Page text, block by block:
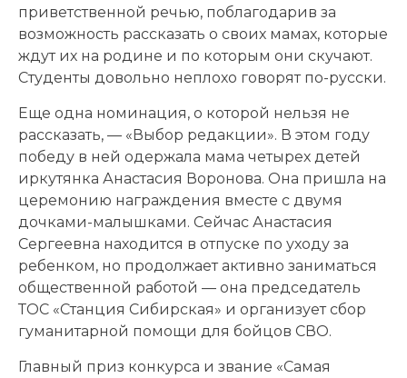
приветственной речью, поблагодарив за
возможность рассказать о своих мамах, которые
ждут их на родине и по которым они скучают.
Студенты довольно неплохо говорят по-русски.
Еще одна номинация, о которой нельзя не
рассказать, — «Выбор редакции». В этом году
победу в ней одержала мама четырех детей
иркутянка Анастасия Воронова. Она пришла на
церемонию награждения вместе с двумя
дочками-малышками. Сейчас Анастасия
Сергеевна находится в отпуске по уходу за
ребенком, но продолжает активно заниматься
общественной работой — она председатель
ТОС «Станция Сибирская» и организует сбор
гуманитарной помощи для бойцов СВО.
Главный приз конкурса и звание «Самая